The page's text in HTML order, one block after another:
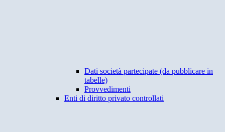
Dati società partecipate (da pubblicare in
tabelle)
Provvedimenti
Enti di diritto privato controllati